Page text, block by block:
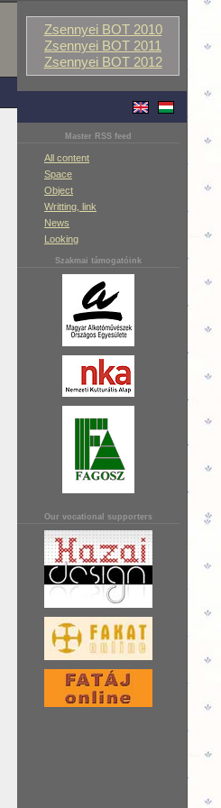
Zsennyei BOT 2010
Zsennyei BOT 2011
Zsennyei BOT 2012
Master RSS feed
All content
Space
Object
Writting, link
News
Looking
Szakmai támogatóink
Our vocational supporters